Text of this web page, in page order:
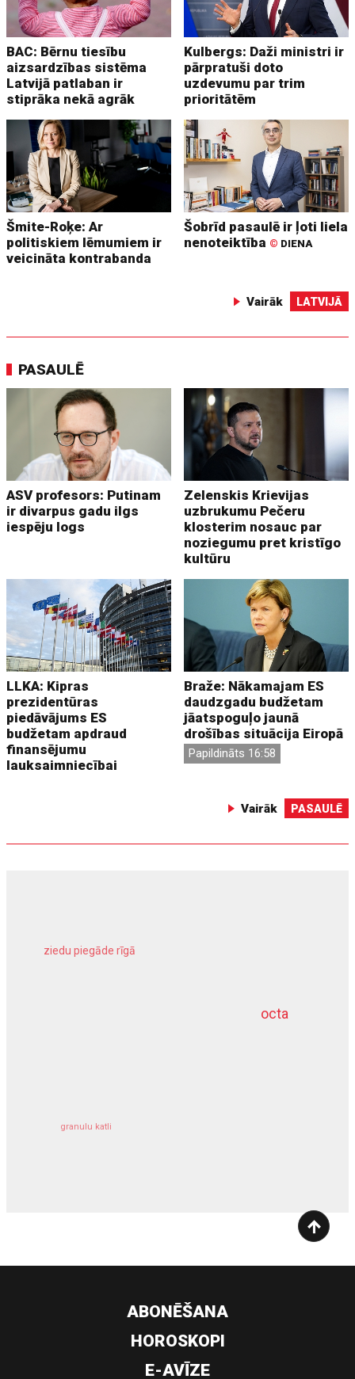
BAC: Bērnu tiesību
aizsardzības sistēma
Latvijā patlaban ir
stiprāka nekā agrāk
Kulbergs: Daži ministri ir
pārpratuši doto
uzdevumu par trim
prioritātēm
Šmite-Roķe: Ar
politiskiem lēmumiem ir
veicināta kontrabanda
Šobrīd pasaulē ir ļoti liela
nenoteiktība © DIENA
Vairāk LATVIJĀ
PASAULĒ
ASV profesors: Putinam
ir divarpus gadu ilgs
iespēju logs
Zelenskis Krievijas
uzbrukumu Pečeru
klosterim nosauc par
noziegumu pret kristīgo
kultūru
LLKA: Kipras
prezidentūras
piedāvājums ES
budžetam apdraud
finansējumu
lauksaimniecībai
Braže: Nākamajam ES
daudzgadu budžetam
jāatspoguļo jaunā
drošības situācija Eiropā
Papildināts 16:58
Vairāk PASAULĒ
octa
ziedu piegāde rīgā
granulu katli
dziļurbums
ABONĒŠANA
HOROSKOPI
E-AVĪZE